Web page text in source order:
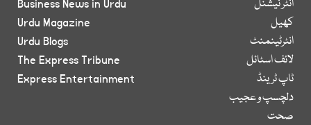
انٹر نیشنل
کھیل
انٹرٹینمنٹ
لائف اسٹائل
ٹاپ ٹرینڈ
دلچسپ و عجیب
صحت
Business News in Urdu
Urdu Magazine
Urdu Blogs
The Express Tribune
Express Entertainment